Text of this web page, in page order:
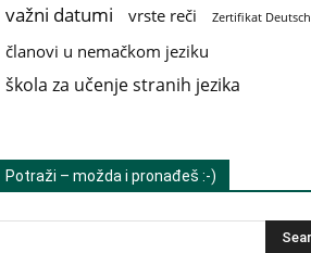
važni datumi vrste reči Zertifikat Deutsch
članovi u nemačkom jeziku
škola za učenje stranih jezika
Potraži – možda i pronađeš :-)